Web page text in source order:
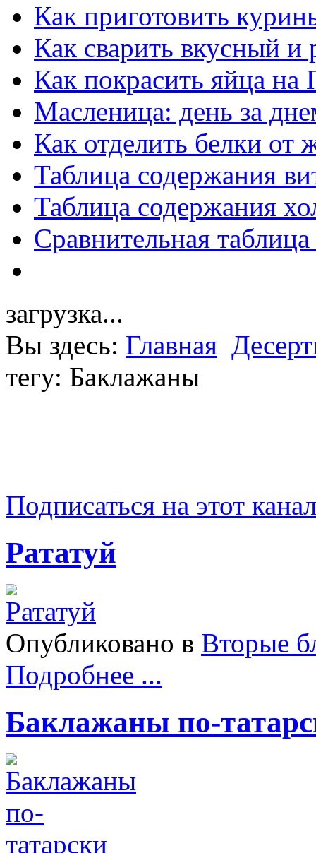
Как приготовить
Как сварить вкусный и
Как покрасить яйца на
Масленица: день за
Как отделить белки от
Таблица содержания
Таблица содержания
Сравнительная
загрузка...
Вы здесь: Главная
тегу: Баклажаны
Подписаться на этот
Рататуй
Опубликовано в Вторые
Подробнее ...
Баклажаны по-